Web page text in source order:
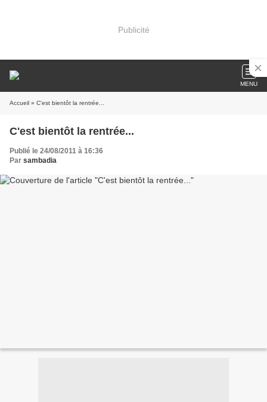
Publicité
MENU
Accueil » C'est bientôt la rentrée...
C'est bientôt la rentrée...
Publié le 24/08/2011 à 16:36
Par sambadia